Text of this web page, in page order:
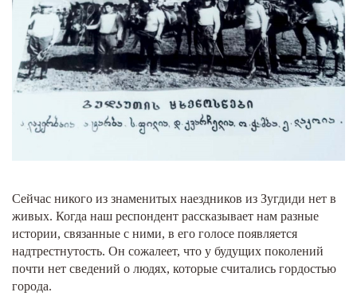
Сейчас никого из знаменитых наездников из Зугдиди нет в
живых. Когда наш респондент рассказывает нам разные
истории, связанные с ними, в его голосе появляется
надтрестнутость. Он сожалеет, что у будущих поколений
почти нет сведений о людях, которые считались гордостью
города.